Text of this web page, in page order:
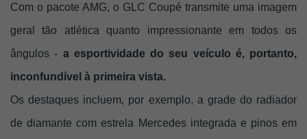
Com o pacote AMG, o GLC Coupé transmite uma imagem
geral tão atlética quanto impressionante em todos os
ângulos - a esportividade do seu veículo é, portanto,
inconfundível à primeira vista.
Os destaques incluem, por exemplo, a grade do radiador
de diamante com estrela Mercedes integrada e pinos em